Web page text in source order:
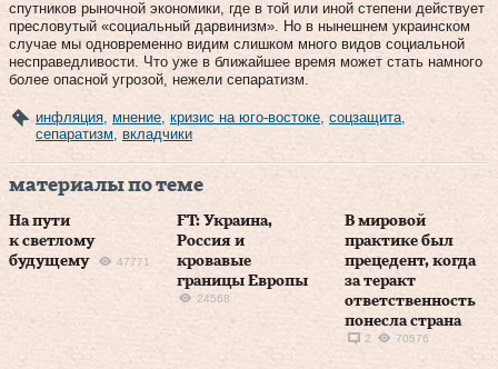
спутников рыночной экономики, где в той или иной степени действует
пресловутый «социальный дарвинизм». Но в нынешнем украинском
случае мы одновременно видим слишком много видов социальной
несправедливости. Что уже в ближайшее время может стать намного
более опасной угрозой, нежели сепаратизм.
инфляция, мнение, кризис на юго-востоке, соцзащита,
сепаратизм, вкладчики
материалы по теме
На пути
к светлому
будущему
47771
FT: Украина,
Россия и
кровавые
границы Европы
24568
В мировой
практике был
прецедент, когда
за теракт
ответственность
понесла страна
2 70576